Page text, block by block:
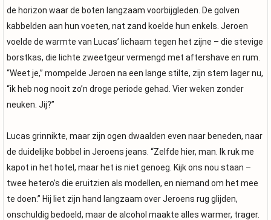
de horizon waar de boten langzaam voorbijgleden. De golven
kabbelden aan hun voeten, nat zand koelde hun enkels. Jeroen
voelde de warmte van Lucas’ lichaam tegen het zijne – die stevige
borstkas, die lichte zweetgeur vermengd met aftershave en rum.
“Weet je,” mompelde Jeroen na een lange stilte, zijn stem lager nu,
“ik heb nog nooit zo’n droge periode gehad. Vier weken zonder
neuken. Jij?”
Lucas grinnikte, maar zijn ogen dwaalden even naar beneden, naar
de duidelijke bobbel in Jeroens jeans. “Zelfde hier, man. Ik ruk me
kapot in het hotel, maar het is niet genoeg. Kijk ons nou staan –
twee hetero’s die eruitzien als modellen, en niemand om het mee
te doen.” Hij liet zijn hand langzaam over Jeroens rug glijden,
onschuldig bedoeld, maar de alcohol maakte alles warmer, trager.